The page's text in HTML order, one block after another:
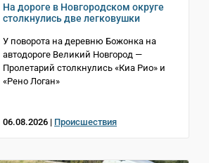
На дороге в Новгородском округе
столкнулись две легковушки
У поворота на деревню Божонка на
автодороге Великий Новгород —
Пролетарий столкнулись «Киа Рио» и
«Рено Логан»
06.08.2026 | Происшествия